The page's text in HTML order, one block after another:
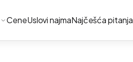
CeneUslovi najmaNajčešća pitanja